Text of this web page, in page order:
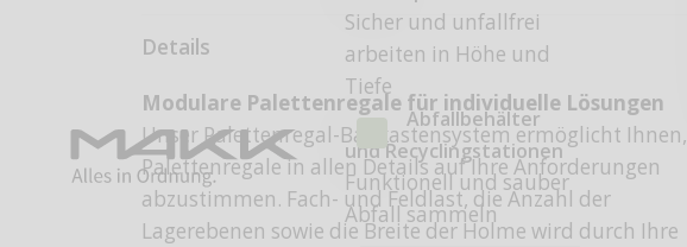
Sicher und unfallfrei
arbeiten in Höhe und
Tiefe
Abfallbehälter
und Recyclingstationen
Funktionell und sauber
Abfall sammeln
Details
Modulare Palettenregale für individuelle Lösungen
Unser Palettenregal-Baukastensystem ermöglicht Ihnen,
Palettenregale in allen Details auf Ihre Anforderungen
abzustimmen. Fach- und Feldlast, die Anzahl der
Lagerebenen sowie die Breite der Holme wird durch Ihre